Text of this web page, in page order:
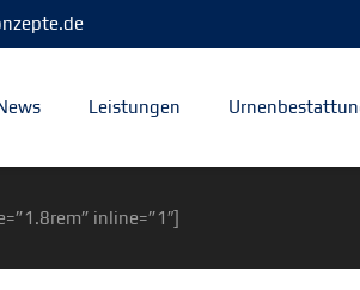
Leistungen
inline=”1″]